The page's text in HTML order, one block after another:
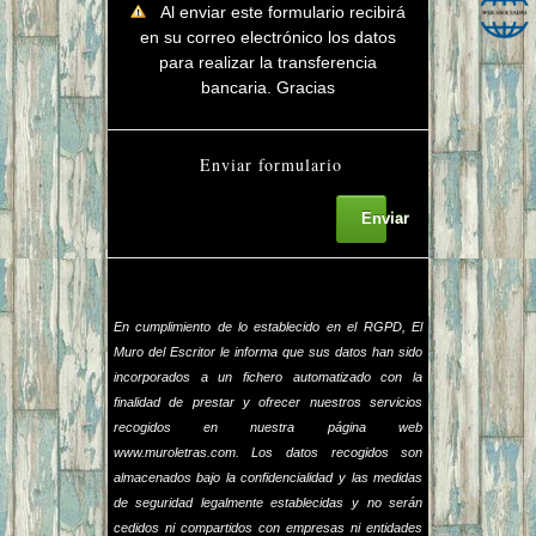
Al enviar este formulario recibirá
en su correo electrónico los datos
para realizar la transferencia
bancaria. Gracias
Enviar formulario
Enviar
En cumplimiento de lo establecido en el RGPD, El
Muro del Escritor le informa que sus datos han sido
incorporados a un fichero automatizado con la
finalidad de prestar y ofrecer nuestros servicios
recogidos en nuestra página web
www.muroletras.com. Los datos recogidos son
almacenados bajo la confidencialidad y las medidas
de seguridad legalmente establecidas y no serán
cedidos ni compartidos con empresas ni entidades